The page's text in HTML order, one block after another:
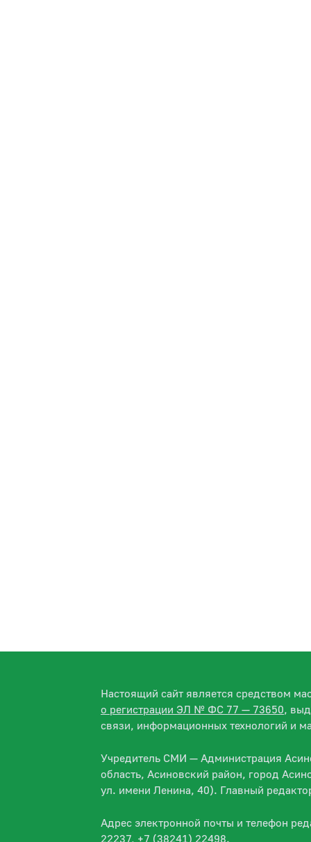
Настоящий сайт является средством
о регистрации ЭЛ № ФС 77 — 73650,
связи, информационных технологий и
Учредитель СМИ — Администрация
область, Асиновский район, город
ул. имени Ленина, 40). Главный
Адрес электронной почты и телефон
22237, +7 (38241) 22498.